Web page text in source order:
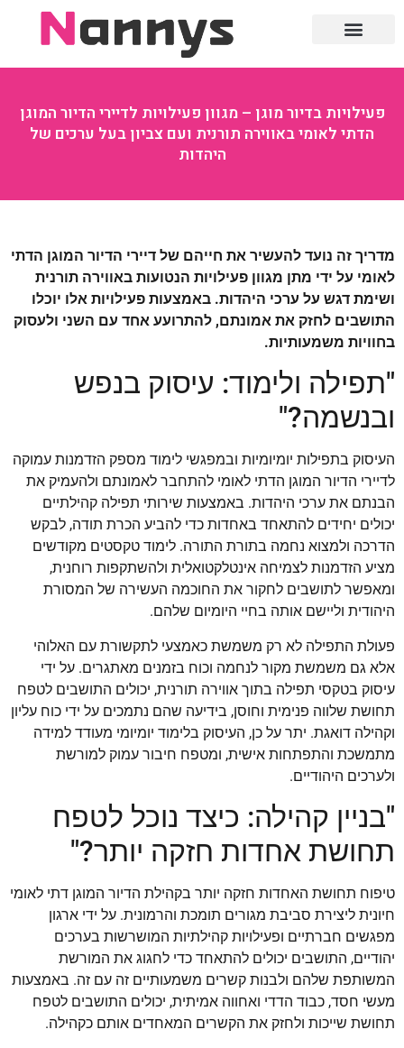
פעילויות בדיור מוגן – מגוון פעילויות לדיירי הדיור המוגן
הדתי לאומי באווירה תורנית ועם צביון בעל ערכים של
היהדות
מדריך זה נועד להעשיר את חייהם של דיירי הדיור המוגן הדתי
לאומי על ידי מתן מגוון פעילויות הנטועות באווירה תורנית
ושימת דגש על ערכי היהדות. באמצעות פעילויות אלו יוכלו
התושבים לחזק את אמונתם, להתרועע אחד עם השני ולעסוק
בחוויות משמעותיות.
"תפילה ולימוד: עיסוק בנפש
ובנשמה?"
העיסוק בתפילות יומיומיות ובמפגשי לימוד מספק הזדמנות עמוקה
לדיירי הדיור המוגן הדתי לאומי להתחבר לאמונתם ולהעמיק את
הבנתם את ערכי היהדות. באמצעות שירותי תפילה קהילתיים
יכולים יחידים להתאחד באחדות כדי להביע הכרת תודה, לבקש
הדרכה ולמצוא נחמה בתורת התורה. לימוד טקסטים מקודשים
מציע הזדמנות לצמיחה אינטלקטואלית ולהשתקפות רוחנית,
ומאפשר לתושבים לחקור את החוכמה העשירה של המסורת
היהודית וליישם אותה בחיי היומיום שלהם.
פעולת התפילה לא רק משמשת כאמצעי לתקשורת עם האלוהי
אלא גם משמשת מקור לנחמה וכוח בזמנים מאתגרים. על ידי
עיסוק בטקסי תפילה בתוך אווירה תורנית, יכולים התושבים לטפח
תחושת שלווה פנימית וחוסן, בידיעה שהם נתמכים על ידי כוח עליון
וקהילה דואגת. יתר על כן, העיסוק בלימוד יומיומי מעודד למידה
מתמשכת והתפתחות אישית, ומטפח חיבור עמוק למורשת
ולערכים היהודיים.
"בניין קהילה: כיצד נוכל לטפח
תחושת אחדות חזקה יותר?"
טיפוח תחושת האחדות חזקה יותר בקהילת הדיור המוגן דתי לאומי
חיונית ליצירת סביבת מגורים תומכת והרמונית. על ידי ארגון
מפגשים חברתיים ופעילויות קהילתיות המושרשות בערכים
יהודיים, התושבים יכולים להתאחד כדי לחגוג את המורשת
המשותפת שלהם ולבנות קשרים משמעותיים זה עם זה. באמצעות
מעשי חסד, כבוד הדדי ואחווה אמיתית, יכולים התושבים לטפח
תחושת שייכות ולחזק את הקשרים המאחדים אותם כקהילה.